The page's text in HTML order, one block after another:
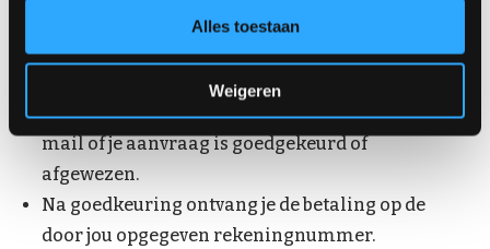
Alles toestaan
Weigeren
Binnen enkele werkdagen ontvang je een
ontvangstbevestiging per e-mail en wordt je
aanvraag in behandeling genomen.
Na de beoordeling ontvang je een bericht per e-
mail of je aanvraag is goedgekeurd of
afgewezen.
Na goedkeuring ontvang je de betaling op de
door jou opgegeven rekeningnummer.